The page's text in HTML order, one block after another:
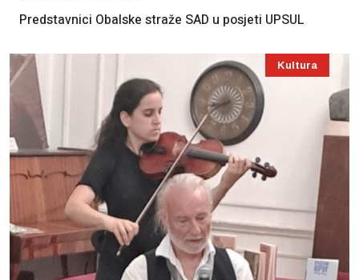
Predstavnici Obalske straže SAD u posjeti UPSUL
Kultura